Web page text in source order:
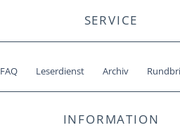
SERVICE
FAQ Leserdienst Archiv
INFORMATION